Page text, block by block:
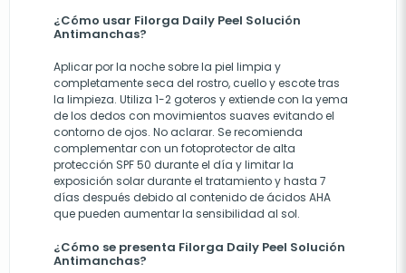
¿Cómo usar Filorga Daily Peel Solución
Antimanchas?
Aplicar por la noche sobre la piel limpia y
completamente seca del rostro, cuello y escote tras
la limpieza. Utiliza 1-2 goteros y extiende con la yema
de los dedos con movimientos suaves evitando el
contorno de ojos. No aclarar. Se recomienda
complementar con un fotoprotector de alta
protección SPF 50 durante el día y limitar la
exposición solar durante el tratamiento y hasta 7
días después debido al contenido de ácidos AHA
que pueden aumentar la sensibilidad al sol.
¿Cómo se presenta Filorga Daily Peel Solución
Antimanchas?